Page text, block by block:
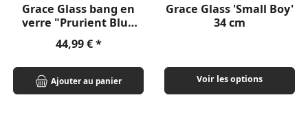
Grace Glass bang en
verre "Prurient Blue
Penny" 35cm
Prix régulier :
44,99 €
Ajouter au panier
Grace Glass 'Small Boy'
34 cm
Voir les options